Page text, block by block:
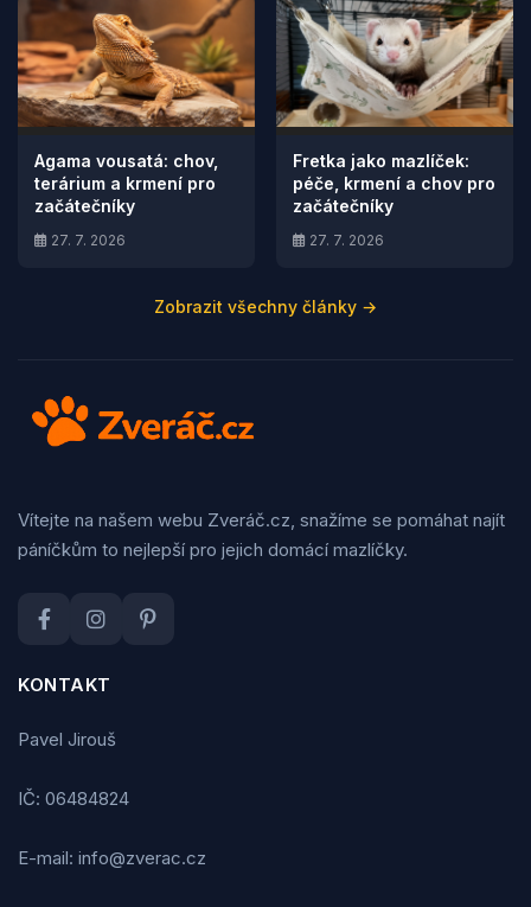
Agama vousatá: chov,
terárium a krmení pro
začátečníky
27. 7. 2026
Fretka jako mazlíček:
péče, krmení a chov pro
začátečníky
27. 7. 2026
Zobrazit všechny články →
Vítejte na našem webu Zveráč.cz, snažíme se pomáhat najít
páníčkům to nejlepší pro jejich domácí mazlíčky.
KONTAKT
Pavel Jirouš
IČ: 06484824
E-mail: info@zverac.cz